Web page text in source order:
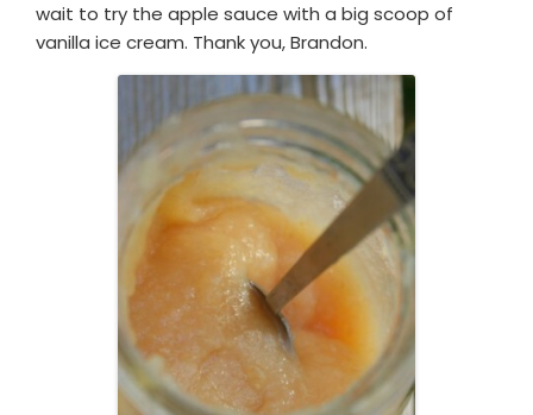
wait to try the apple sauce with a big scoop of
vanilla ice cream. Thank you, Brandon.